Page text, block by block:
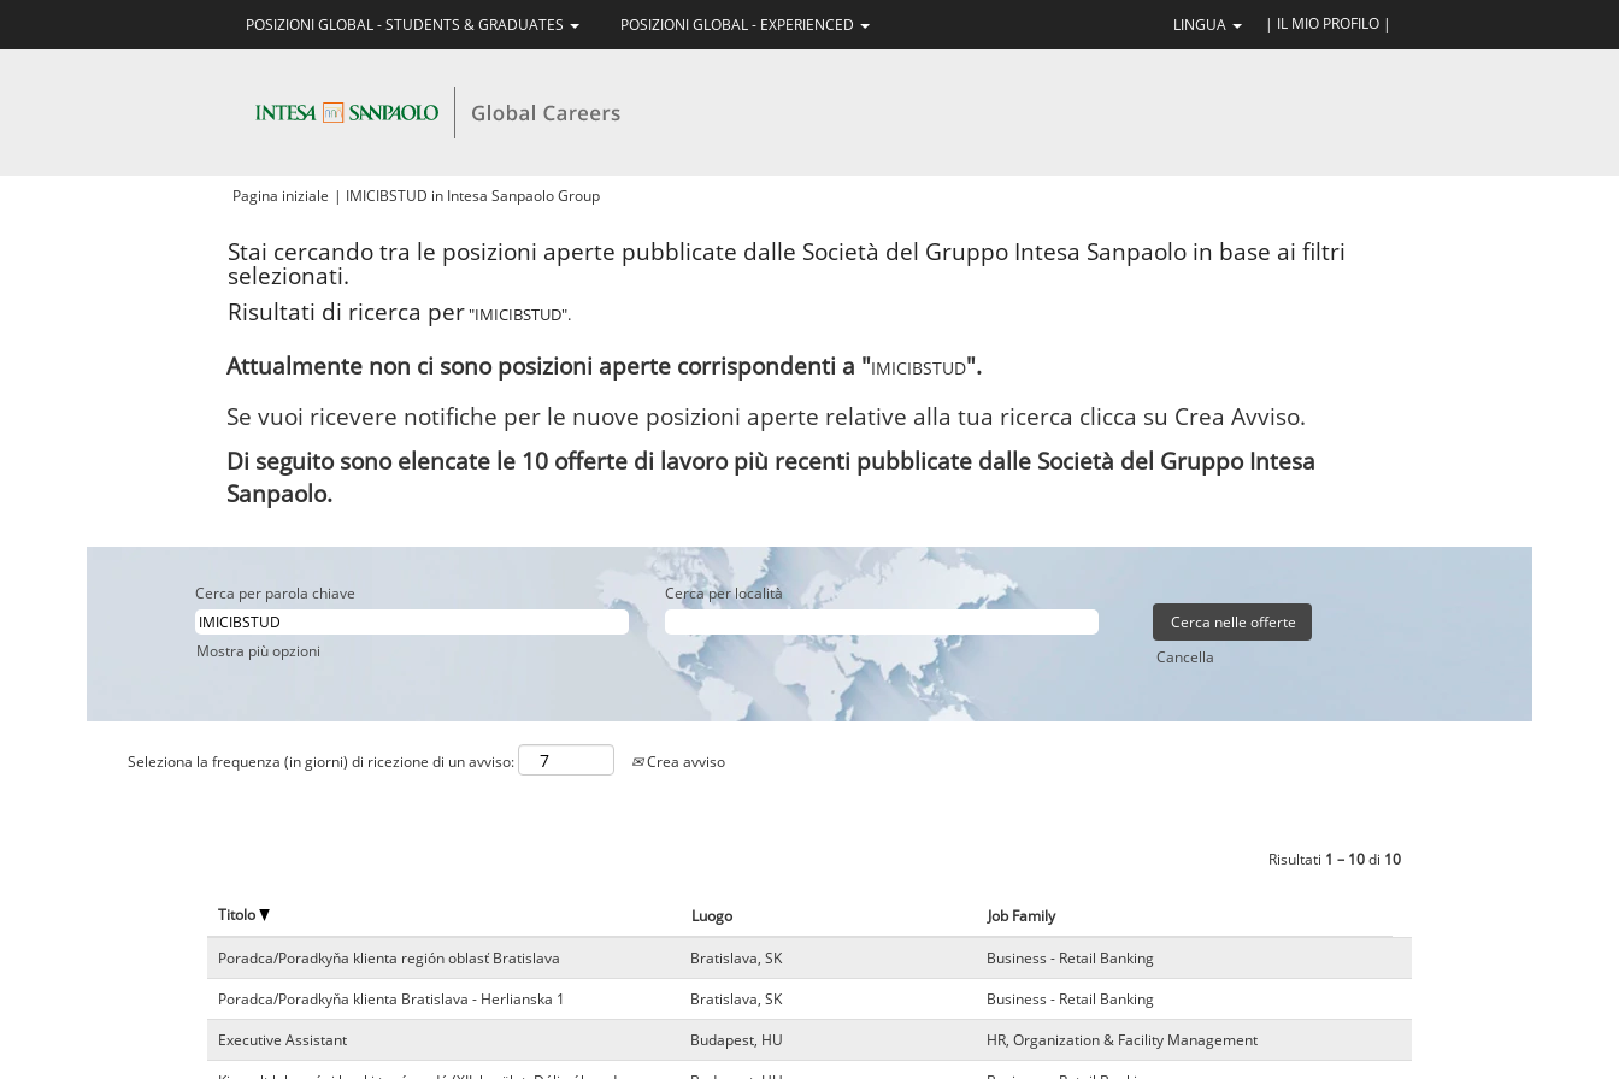
POSIZIONI GLOBAL - STUDENTS & GRADUATES POSIZIONI GLOBAL - EXPERIENCED LINGUA | IL MIO PROFILO |
Pagina iniziale | IMICIBSTUD in Intesa Sanpaolo Group(pagina
Stai cercando tra le posizioni aperte pubblicate dalle Società del Gruppo Intesa Sanpaolo in base ai filtri
selezionati.
Risultati di ricerca per"IMICIBSTUD".
Attualmente non ci sono posizioni aperte corrispondenti a "IMICIBSTUD".
Se vuoi ricevere notifiche per le nuove posizioni aperte relative alla tua ricerca clicca su Crea Avviso.
Di seguito sono elencate le 10 offerte di lavoro più recenti pubblicate dalle Società del Gruppo Intesa
Sanpaolo.
Cerca per parola chiave Cerca per località
Mostra più opzioni Cancella
Seleziona la frequenza (in giorni) di ricezione di un avviso: Crea avviso
Risultati 1 – 10di 10
Titolo Luogo Job Family
Poradca/Poradkyňa klienta región oblasť Bratislava Bratislava, SK
Business - Retail Banking
Poradca/Poradkyňa klienta Bratislava - Herlianska 1
Bratislava, SK
Business - Retail Banking
Executive Assistant
Budapest, HU
HR, Organization & Facility Management